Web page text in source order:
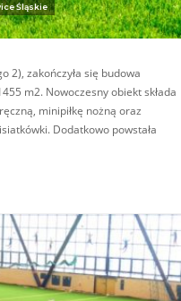
Śląskie
2), zakończyła się budowa
m2. Nowoczesny obiekt składa
minipiłkę nożną oraz
Dodatkowo powstała